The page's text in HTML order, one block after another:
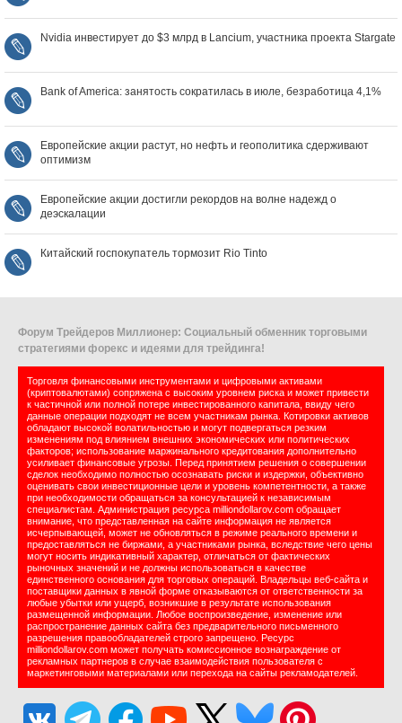
Nvidia инвестирует до $3 млрд в Lancium, участника проекта Stargate
Bank of America: занятость сократилась в июле, безработица 4,1%
Европейские акции растут, но нефть и геополитика сдерживают
оптимизм
Европейские акции достигли рекордов на волне надежд о
деэскалации
Китайский госпокупатель тормозит Rio Tinto
Форум Трейдеров Миллионер: Социальный обменник торговыми
стратегиями форекс и идеями для трейдинга!
Торговля финансовыми инструментами и цифровыми активами
(криптовалютами) сопряжена с высоким уровнем риска и может привести
к частичной или полной потере инвестированного капитала, ввиду чего
данные операции подходят не всем участникам рынка. Котировки активов
обладают высокой волатильностью и могут подвергаться резким
изменениям под влиянием внешних экономических или политических
факторов; использование маржинального кредитования дополнительно
усиливает финансовые угрозы. Перед принятием решения о совершении
сделок необходимо полностью осознавать риски и издержки, объективно
оценивать свои инвестиционные цели и уровень компетентности, а также
при необходимости обращаться за консультацией к независимым
специалистам. Администрация ресурса milliondollarov.com обращает
внимание, что представленная на сайте информация не является
исчерпывающей, может не обновляться в режиме реального времени и
предоставляться не биржами, а участниками рынка, вследствие чего цены
могут носить индикативный характер, отличаться от фактических
рыночных значений и не должны использоваться в качестве
единственного основания для торговых операций. Владельцы веб-сайта и
поставщики данных в явной форме отказываются от ответственности за
любые убытки или ущерб, возникшие в результате использования
размещенной информации. Любое воспроизведение, изменение или
распространение данных сайта без предварительного письменного
разрешения правообладателей строго запрещено. Ресурс
milliondollarov.com может получать комиссионное вознаграждение от
рекламных партнеров в случае взаимодействия пользователя с
маркетинговыми материалами или перехода на сайты рекламодателей.